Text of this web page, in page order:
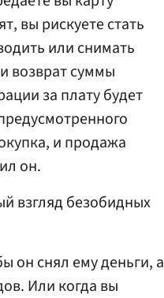
вы рискуете стать
или снимать
возврат суммы
за плату будет
и продажа
он.
взгляд безобидных
он снял ему деньги, а
Или когда вы